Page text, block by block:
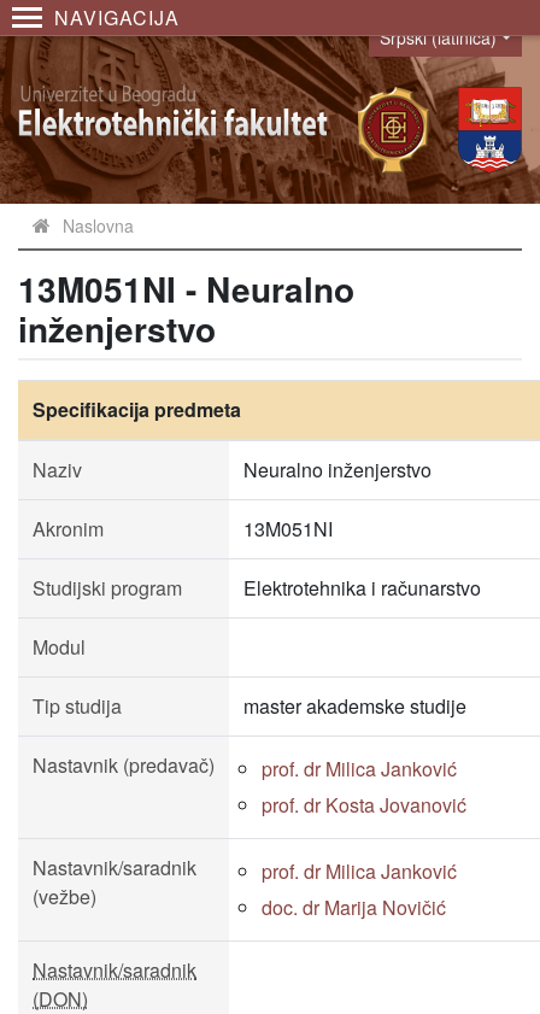
NAVIGACIJA
Language
Srpski (latinica)
Naslovna
13M051NI - Neuralno
inženjerstvo
Specifikacija predmeta
Naziv Neuralno inženjerstvo
Akronim 13M051NI
Studijski program Elektrotehnika i računarstvo
Modul
Tip studija master akademske studije
Nastavnik (predavač)
prof. dr Milica Janković
prof. dr Kosta Jovanović
Nastavnik/saradnik
(vežbe)
prof. dr Milica Janković
doc. dr Marija Novičić
Nastavnik/saradnik
(DON)